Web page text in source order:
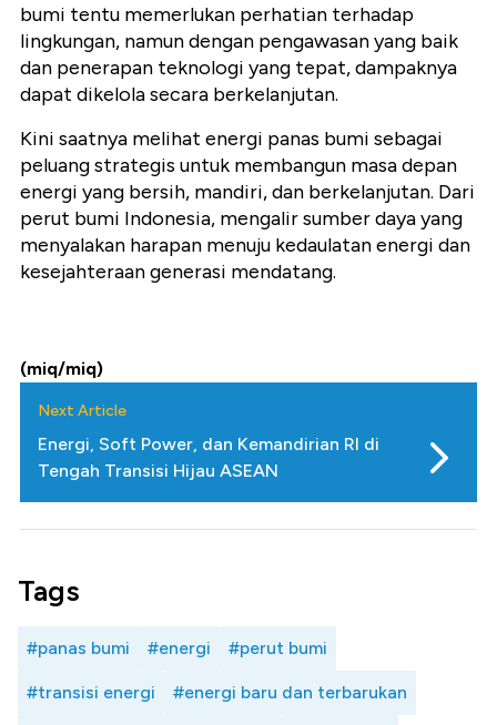
bumi tentu memerlukan perhatian terhadap
lingkungan, namun dengan pengawasan yang baik
dan penerapan teknologi yang tepat, dampaknya
dapat dikelola secara berkelanjutan.
Kini saatnya melihat energi panas bumi sebagai
peluang strategis untuk membangun masa depan
energi yang bersih, mandiri, dan berkelanjutan. Dari
perut bumi Indonesia, mengalir sumber daya yang
menyalakan harapan menuju kedaulatan energi dan
kesejahteraan generasi mendatang.
(miq/miq)
Next Article
Energi, Soft Power, dan Kemandirian RI di
Tengah Transisi Hijau ASEAN
Tags
#panas bumi #energi #perut bumi
#transisi energi #energi baru dan terbarukan